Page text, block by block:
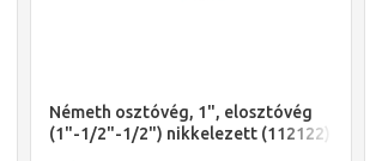
Németh osztóvég, 1", elosztóvég
(1"-1/2"-1/2") nikkelezett (112122)